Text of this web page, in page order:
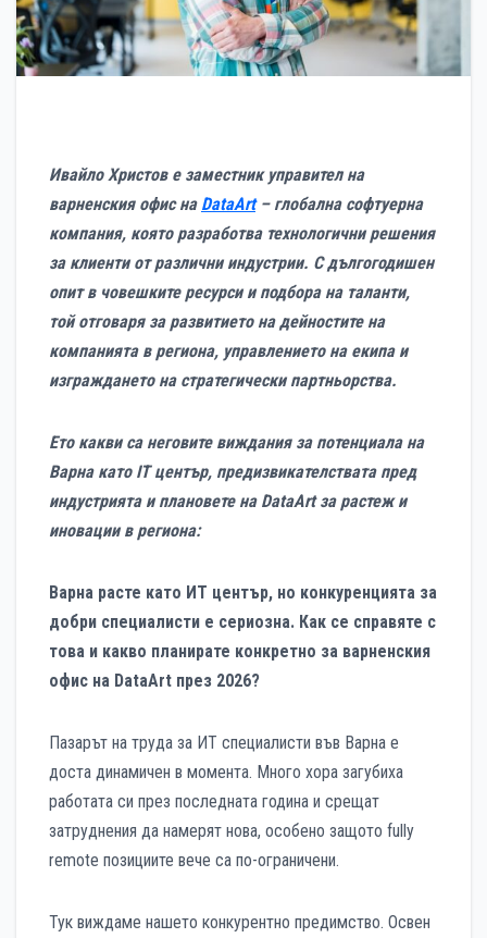
Ивайло Христов е заместник управител на
варненския офис на DataArt– глобална софтуерна
компания, която разработва технологични решения
за клиенти от различни индустрии. С дългогодишен
опит в човешките ресурси и подбора на таланти,
той отговаря за развитието на дейностите на
компанията в региона, управлението на екипа и
изграждането на стратегически партньорства.
Ето какви са неговите виждания за потенциала на
Варна като IT център, предизвикателствата пред
индустрията и плановете на DataArt за растеж и
иновации в региона:
Варна расте като ИТ център, но конкуренцията за
добри специалисти е сериозна. Как се справяте с
това и какво планирате конкретно за варненския
офис на DataArt през 2026?
Пазарът на труда за ИТ специалисти във Варна е
доста динамичен в момента. Много хора загубиха
работата си през последната година и срещат
затруднения да намерят нова, особено защото fully
remote позициите вече са по-ограничени.
Тук виждаме нашето конкурентно предимство. Освен